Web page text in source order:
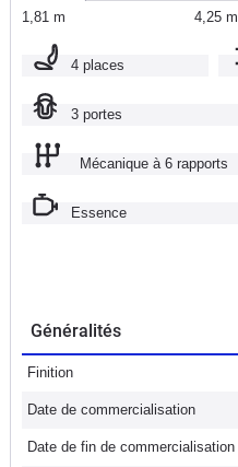
1,81 m 4,25 m
4 places
3 portes
Mécanique à 6 rapports
Essence
Généralités
Finition
Date de commercialisation
Date de fin de commercialisation